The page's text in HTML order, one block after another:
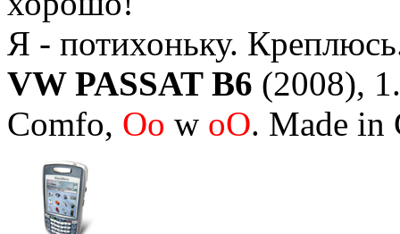
Я - потихоньку.
VW PASSAT B6 (2008),
Comfo, Oo w oO. Made in